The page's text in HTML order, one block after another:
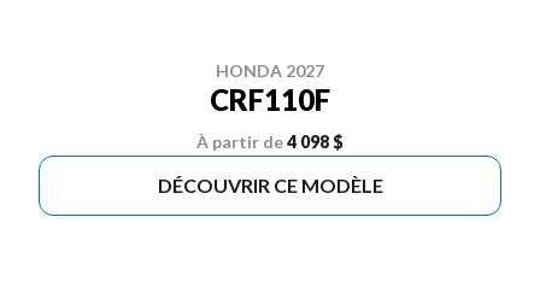
HONDA 2027
CRF110F
À partir de4 098 $
DÉCOUVRIR CE MODÈLE